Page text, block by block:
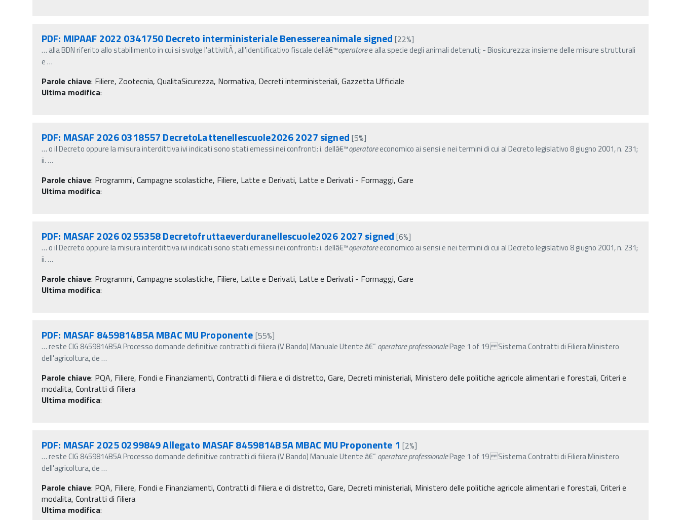
PDF: MIPAAF 2022 0341750 Decreto interministeriale Benessereanimale signed [22%]
… alla BDN riferito allo stabilimento in cui si svolge l'attivitÃ , all'identificativo fiscale dellâ€™operatoree alla specie degli animali detenuti; - Biosicurezza: insieme delle misure strutturali
e…
Parole chiave: Filiere, Zootecnia, QualitaSicurezza, Normativa, Decreti interministeriali, Gazzetta Ufficiale
Ultima modifica:
PDF: MASAF 2026 0318557 DecretoLattenellescuole2026 2027 signed [5%]
… o il Decreto oppure la misura interdittiva ivi indicati sono stati emessi nei confronti: i. dellâ€™operatoreeconomico ai sensi e nei termini di cui al Decreto legislativo 8 giugno 2001, n. 231;
ii.…
Parole chiave: Programmi, Campagne scolastiche, Filiere, Latte e Derivati, Latte e Derivati - Formaggi, Gare
Ultima modifica:
PDF: MASAF 2026 0255358 Decretofruttaeverduranellescuole2026 2027 signed [6%]
… o il Decreto oppure la misura interdittiva ivi indicati sono stati emessi nei confronti: i. dellâ€™operatoreeconomico ai sensi e nei termini di cui al Decreto legislativo 8 giugno 2001, n. 231;
ii.…
Parole chiave: Programmi, Campagne scolastiche, Filiere, Latte e Derivati, Latte e Derivati - Formaggi, Gare
Ultima modifica:
PDF: MASAF 8459814B5A MBAC MU Proponente [55%]
…reste CIG 8459814B5A Processo domande definitive contratti di filiera (V Bando) Manuale Utente â€“ operatoreprofessionalePage 1 of 19 Sistema Contratti di Filiera Ministero
dell'agricoltura, de…
Parole chiave: PQA, Filiere, Fondi e Finanziamenti, Contratti di filiera e di distretto, Gare, Decreti ministeriali, Ministero delle politiche agricole alimentari e forestali, Criteri e
modalita, Contratti di filiera
Ultima modifica:
PDF: MASAF 2025 0299849 Allegato MASAF 8459814B5A MBAC MU Proponente 1 [2%]
…reste CIG 8459814B5A Processo domande definitive contratti di filiera (V Bando) Manuale Utente â€“ operatoreprofessionalePage 1 of 19 Sistema Contratti di Filiera Ministero
dell'agricoltura, de…
Parole chiave: PQA, Filiere, Fondi e Finanziamenti, Contratti di filiera e di distretto, Gare, Decreti ministeriali, Ministero delle politiche agricole alimentari e forestali, Criteri e
modalita, Contratti di filiera
Ultima modifica: